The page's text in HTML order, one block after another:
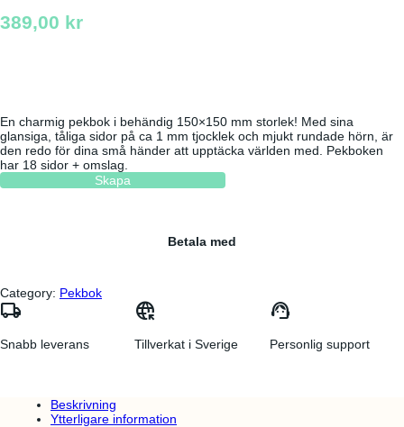
389,00 kr
En charmig pekbok i behändig 150×150 mm storlek! Med sina
glansiga, tåliga sidor på ca 1 mm tjocklek och mjukt rundade hörn, är
den redo för dina små händer att upptäcka världen med. Pekboken
har 18 sidor + omslag.
Skapa
Betala med
Category: Pekbok
local_shipping
Snabb leverans
captive_portal
Tillverkat i Sverige
support_agent
Personlig support
Beskrivning
Ytterligare information